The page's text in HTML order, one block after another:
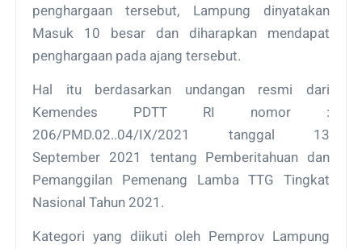
penghargaan tersebut, Lampung dinyatakan
Masuk 10 besar dan diharapkan mendapat
penghargaan pada ajang tersebut.
Hal itu berdasarkan undangan resmi dari
Kemendes PDTT RI nomor :
206/PMD.02..04/IX/2021 tanggal 13
September 2021 tentang Pemberitahuan dan
Pemanggilan Pemenang Lamba TTG Tingkat
Nasional Tahun 2021.
Kategori yang diikuti oleh Pemprov Lampung